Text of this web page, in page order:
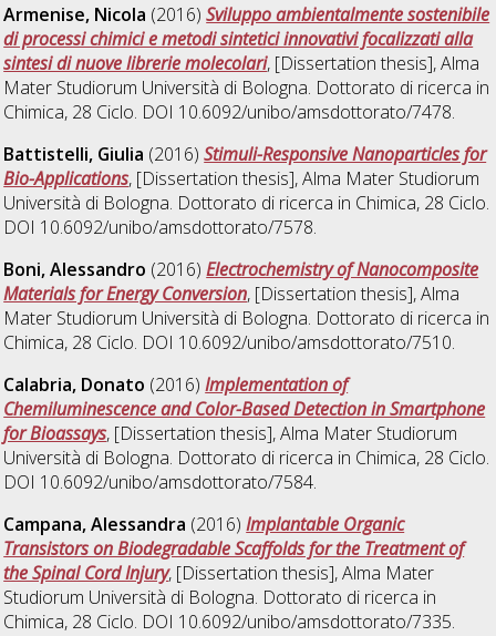
Armenise, Nicola (2016)Sviluppo ambientalmente sostenibile
di processi chimici e metodi sintetici innovativi focalizzati alla
sintesi di nuove librerie molecolari, [Dissertation thesis], Alma
Mater Studiorum Università di Bologna. Dottorato di ricerca in
Chimica, 28 Ciclo. DOI 10.6092/unibo/amsdottorato/7478.
Battistelli, Giulia (2016)Stimuli-Responsive Nanoparticles for
Bio-Applications, [Dissertation thesis], Alma Mater Studiorum
Università di Bologna. Dottorato di ricerca in Chimica, 28 Ciclo.
DOI 10.6092/unibo/amsdottorato/7578.
Boni, Alessandro (2016)Electrochemistry of Nanocomposite
Materials for Energy Conversion, [Dissertation thesis], Alma
Mater Studiorum Università di Bologna. Dottorato di ricerca in
Chimica, 28 Ciclo. DOI 10.6092/unibo/amsdottorato/7510.
Calabria, Donato (2016)Implementation of
Chemiluminescence and Color-Based Detection in Smartphone
for Bioassays, [Dissertation thesis], Alma Mater Studiorum
Università di Bologna. Dottorato di ricerca in Chimica, 28 Ciclo.
DOI 10.6092/unibo/amsdottorato/7584.
Campana, Alessandra (2016)Implantable Organic
Transistors on Biodegradable Scaffolds for the Treatment of
the Spinal Cord Injury, [Dissertation thesis], Alma Mater
Studiorum Università di Bologna. Dottorato di ricerca in
Chimica, 28 Ciclo. DOI 10.6092/unibo/amsdottorato/7335.